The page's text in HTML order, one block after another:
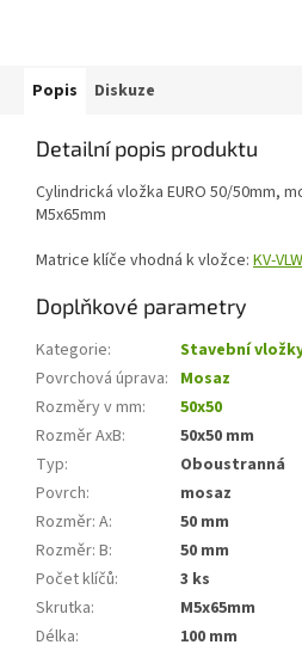
Popis Diskuze
Detailní popis produktu
Cylindrická vložka EURO 50/50mm,
M5x65mm
Matrice klíče vhodná k vložce: KV-
Doplňkové parametry
Kategorie:
Stavební
Povrchová úprava: Mosaz
Rozměry v mm:
50x50
Rozměr AxB:
50x50 mm
Typ:
Oboustranná
Povrch:
mosaz
Rozměr: A:
50 mm
Rozměr: B:
50 mm
Počet klíčů:
3 ks
Skrutka:
M5x65mm
Délka:
100 mm